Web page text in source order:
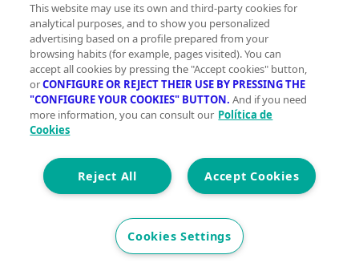
This website may use its own and third-party cookies for
analytical purposes, and to show you personalized
advertising based on a profile prepared from your
browsing habits (for example, pages visited). You can
accept all cookies by pressing the "Accept cookies" button,
orCONFIGURE OR REJECT THEIR USE BY PRESSING THE
"CONFIGURE YOUR COOKIES" BUTTON. And if you need
more information, you can consult our Política de
Cookies
Accept Cookies
Reject All
Cookies Settings